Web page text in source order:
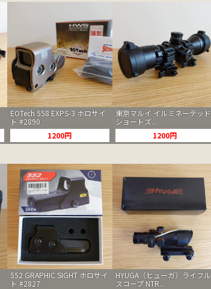
EOTech 558 EXPS-3 ホロサイ
ト #2890
1200円
東京マルイ イルミネーテッド
ショートズ...
1200円
552 GRAPHIC SIGHT ホロサイ
ト #2827
HYUGA（ヒューガ）ライフル
スコープ NTR...